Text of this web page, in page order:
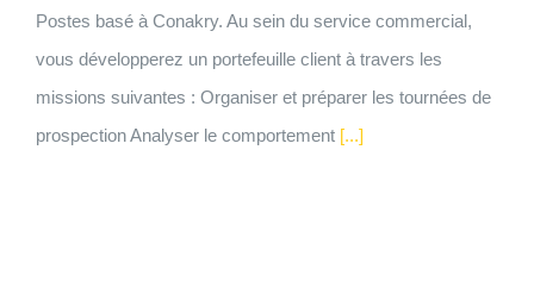
Postes basé à Conakry. Au sein du service commercial,
vous développerez un portefeuille client à travers les
missions suivantes : Organiser et préparer les tournées de
prospection Analyser le comportement [...]